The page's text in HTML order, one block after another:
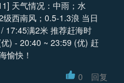
级西南风；0.5-1.3浪 当日
17:45满2米 推荐赶海时
) - 20:40 ~ 23:59 (优) 赶
愉快！
0 回复